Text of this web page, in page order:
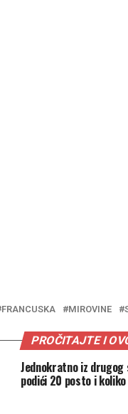
FRANCUSKA MIROVINE
PROČITAJTE I
Jednokratno iz drugog
podići 20 posto i